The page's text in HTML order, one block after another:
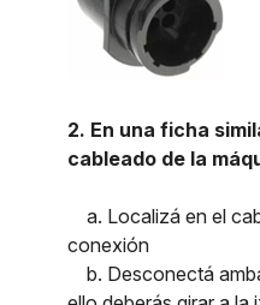
2. En una ficha
cableado de la
a. Localizá en el
conexión
b. Desconectá